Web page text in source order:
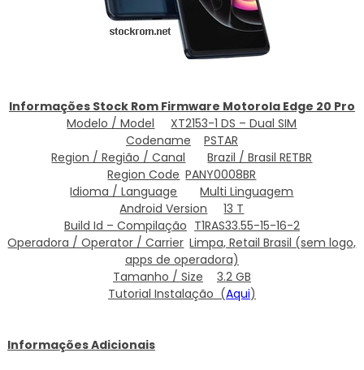
Informações Stock Rom Firmware Motorola Edge 20 Pro
Modelo / Model
XT2153-1 DS – Dual SIM
Codename
PSTAR
Region / Região / Canal
Brazil / Brasil RETBR
Region Code PANY0008BR
Idioma / Language
Multi Linguagem
Android Version
13 T
Build Id – Compilação T1RAS33.55-15-16-2
Operadora / Operator / Carrier Limpa, Retail Brasil (sem logo,
apps de operadora)
Tamanho / Size
3.2 GB
Tutorial Instalação (Aqui)
Informações Adicionais